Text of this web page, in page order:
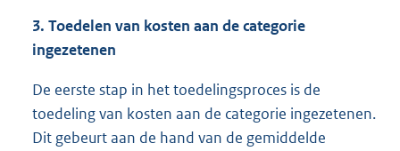
3. Toedelen van kosten aan de categorie
ingezetenen
De eerste stap in het toedelingsproces is de
toedeling van kosten aan de categorie ingezetenen.
Dit gebeurt aan de hand van de gemiddelde